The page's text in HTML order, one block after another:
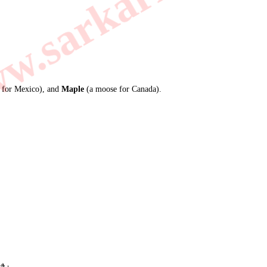
Mexico), and Maple (a moose for Canada).